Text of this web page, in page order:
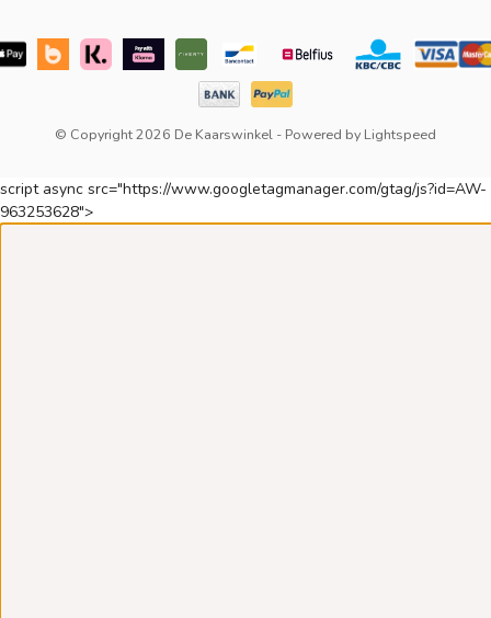
© Copyright 2026 De Kaarswinkel - Powered by Lightspeed
script async src="https://www.googletagmanager.com/gtag/js?id=AW-
963253628">